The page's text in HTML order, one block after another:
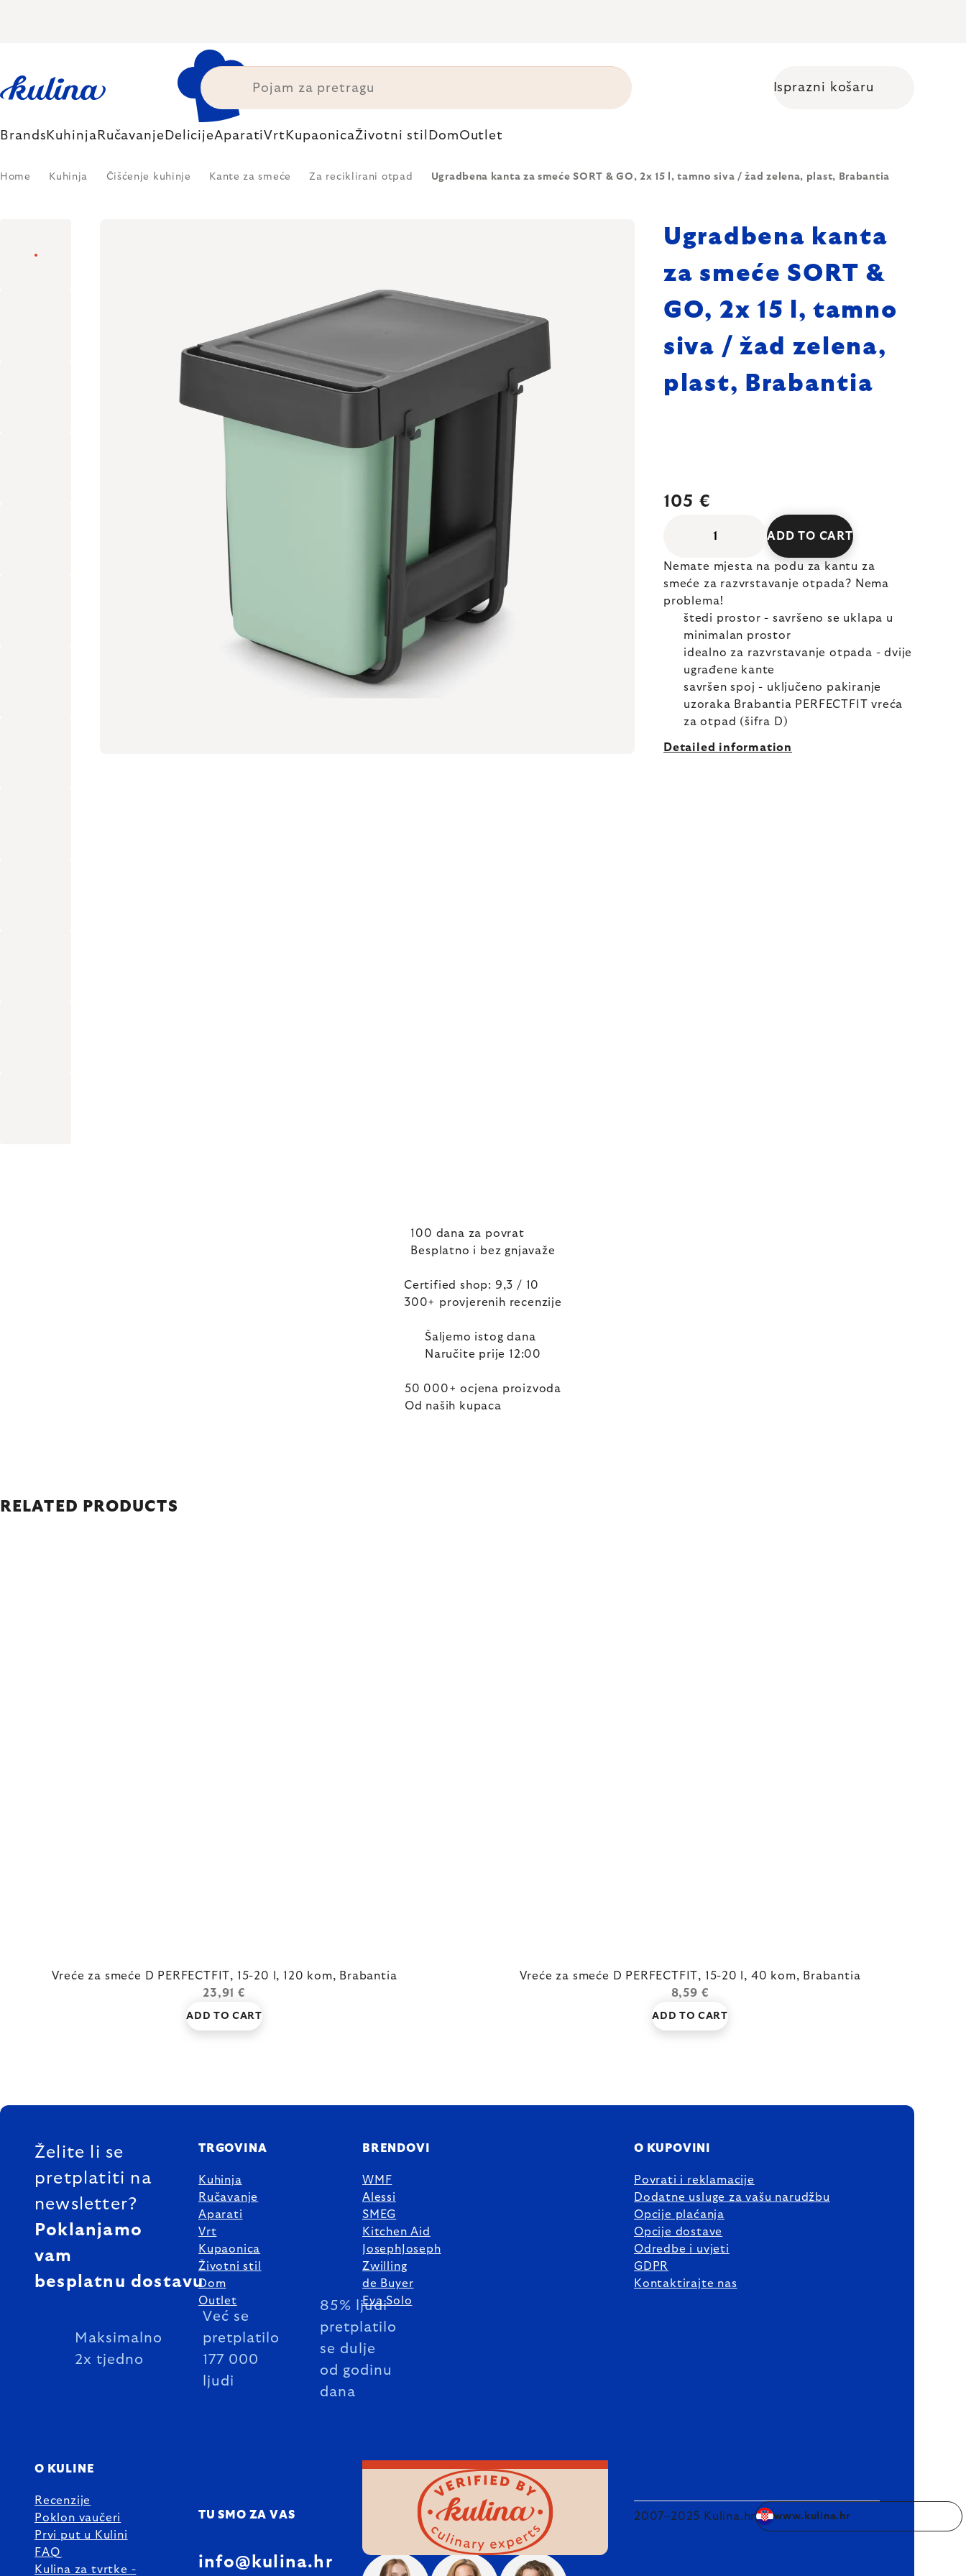
Isprazni košaru
Brands Kuhinja Ručavanje DelicijeAparatiVrt KupaonicaŽivotni stil DomOutlet
Home Kuhinja Čišćenje kuhinje Kante za smeće Za reciklirani otpad Ugradbena kanta za smeće SORT & GO, 2x 15 l, tamno siva / žad zelena, plast, Brabantia
Ugradbena kanta
za smeće SORT &
GO, 2x 15 l, tamno
siva / žad zelena,
plast, Brabantia
105 €
ADD TO CART
Nemate mjesta na podu za kantu za
smeće za razvrstavanje otpada? Nema
problema!
štedi prostor - savršeno se uklapa u
minimalan prostor
idealno za razvrstavanje otpada - dvije
ugrađene kante
savršen spoj - uključeno pakiranje
uzoraka Brabantia PERFECTFIT vreća
za otpad (šifra D)
Detailed information
100 dana za povrat
Besplatno i bez gnjavaže
Certified shop: 9,3 / 10
300+ provjerenih recenzije
Šaljemo istog dana
Naručite prije 12:00
50 000+ ocjena proizvoda
Od naših kupaca
RELATED PRODUCTS
Vreće za smeće D PERFECTFIT, 15-20 l, 120 kom, Brabantia
23,91 €
ADD TO CART
Vreće za smeće D PERFECTFIT, 15-20 l, 40 kom, Brabantia
8,59 €
ADD TO CART
FOOTER
Želite li se
pretplatiti na
newsletter?
Poklanjamo
vam
besplatnu dostavu
Maksimalno
2x tjedno
Već se
pretplatilo
177 000
ljudi
85% ljudi
pretplatilo
se dulje
od godinu
dana
TRGOVINA
Kuhinja
Ručavanje
Aparati
Vrt
Kupaonica
Životni stil
Dom
Outlet
BRENDOVI
WMF
Alessi
SMEG
Kitchen Aid
JosephJoseph
Zwilling
de Buyer
Eva Solo
O KUPOVINI
Povrati i reklamacije
Dodatne usluge za vašu narudžbu
Opcije plaćanja
Opcije dostave
Odredbe i uvjeti
GDPR
Kontaktirajte nas
O KULINE
Recenzije
Poklon vaučeri
Prvi put u Kulini
FAQ
Kulina za tvrtke -
TU SMO ZA VAS
info@kulina.hr
2007–2025 Kulina.hr www.kulina.hr